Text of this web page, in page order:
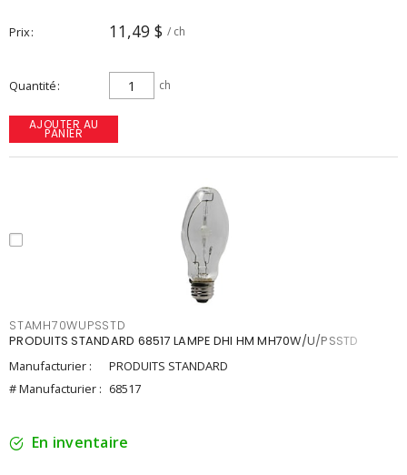
Prix 11,49 $ / ch
Quantité ch
AJOUTER AU
PANIER
STAMH70WUPSSTD
PRODUITS STANDARD 68517 LAMPE DHI HM MH70W/U/PSSTD
Manufacturier :
PRODUITS STANDARD
# Manufacturier : 68517
En inventaire